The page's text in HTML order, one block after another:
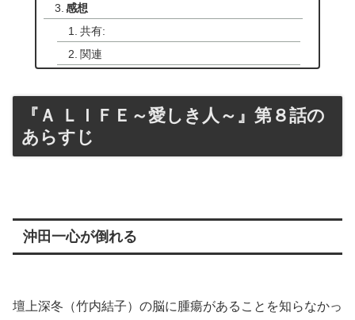
感想
共有:
関連
『Ａ ＬＩＦＥ～愛しき人～』第８話の
あらすじ
沖田一心が倒れる
壇上深冬（竹内結子）の脳に腫瘍があることを知らなかっ